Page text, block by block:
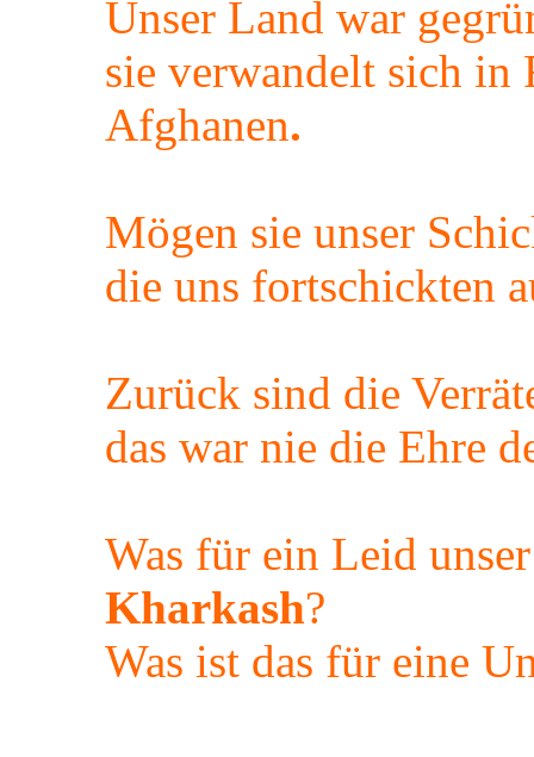
Unser Land war
sie verwandelt sich in
Afghanen.
Mögen sie unser
die uns fortschickten
Zurück sind die
das war nie die Ehre
Was für ein Leid
Kharkash?
Was ist das für eine